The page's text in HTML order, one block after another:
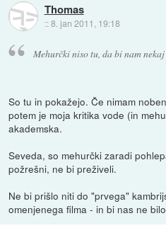
Thomas
::8. jan 2011, 19:18
Mehurčki niso tu, da bi nam
So tu in pokažejo. Če nimam
potem je moja kritika vode (in
akademska.
Seveda, so mehurčki zaradi
požrešni, ne bi preživeli.
Ne bi prišlo niti do "prvega"
omenjenega filma - in bi nas ne